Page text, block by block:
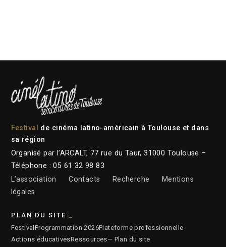
Festival
de cinéma latino-américain à Toulouse et dans
sa région
Organisé par l’ARCALT, 77 rue du Taur, 31000 Toulouse –
Téléphone : 05 61 32 98 83
L’association
Contacts Recherche
Mentions
légales
PLAN DU SITE
Festival Programmation 2026Plateforme professionnelle
Actions éducativesRessources— Plan du site